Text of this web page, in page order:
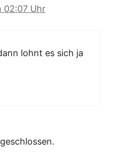
02:07 Uhr
lohnt es sich ja